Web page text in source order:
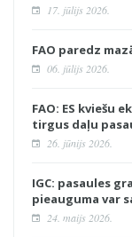
17. jūlijs 2026.
FAO paredz
06. jūlijs 2026.
FAO: ES kviešu
tirgus daļu
26. jūnijs 2026.
IGC: pasaules
pieauguma var
24. maijs 2026.